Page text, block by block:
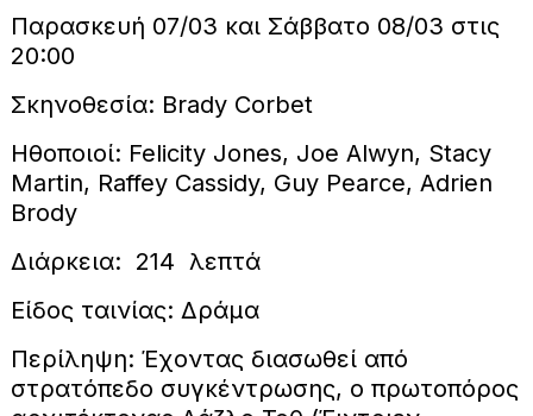
Παρασκευή 07/03 και Σάββατο 08/03 στις
20:00
Σκηνοθεσία: Brady Corbet
Ηθοποιοί: Felicity Jones, Joe Alwyn, Stacy
Martin, Raffey Cassidy, Guy Pearce, Adrien
Brody
Διάρκεια: 214 λεπτά
Είδος ταινίας: Δράμα
Περίληψη: Έχοντας διασωθεί από
στρατόπεδο συγκέντρωσης, ο πρωτοπόρος